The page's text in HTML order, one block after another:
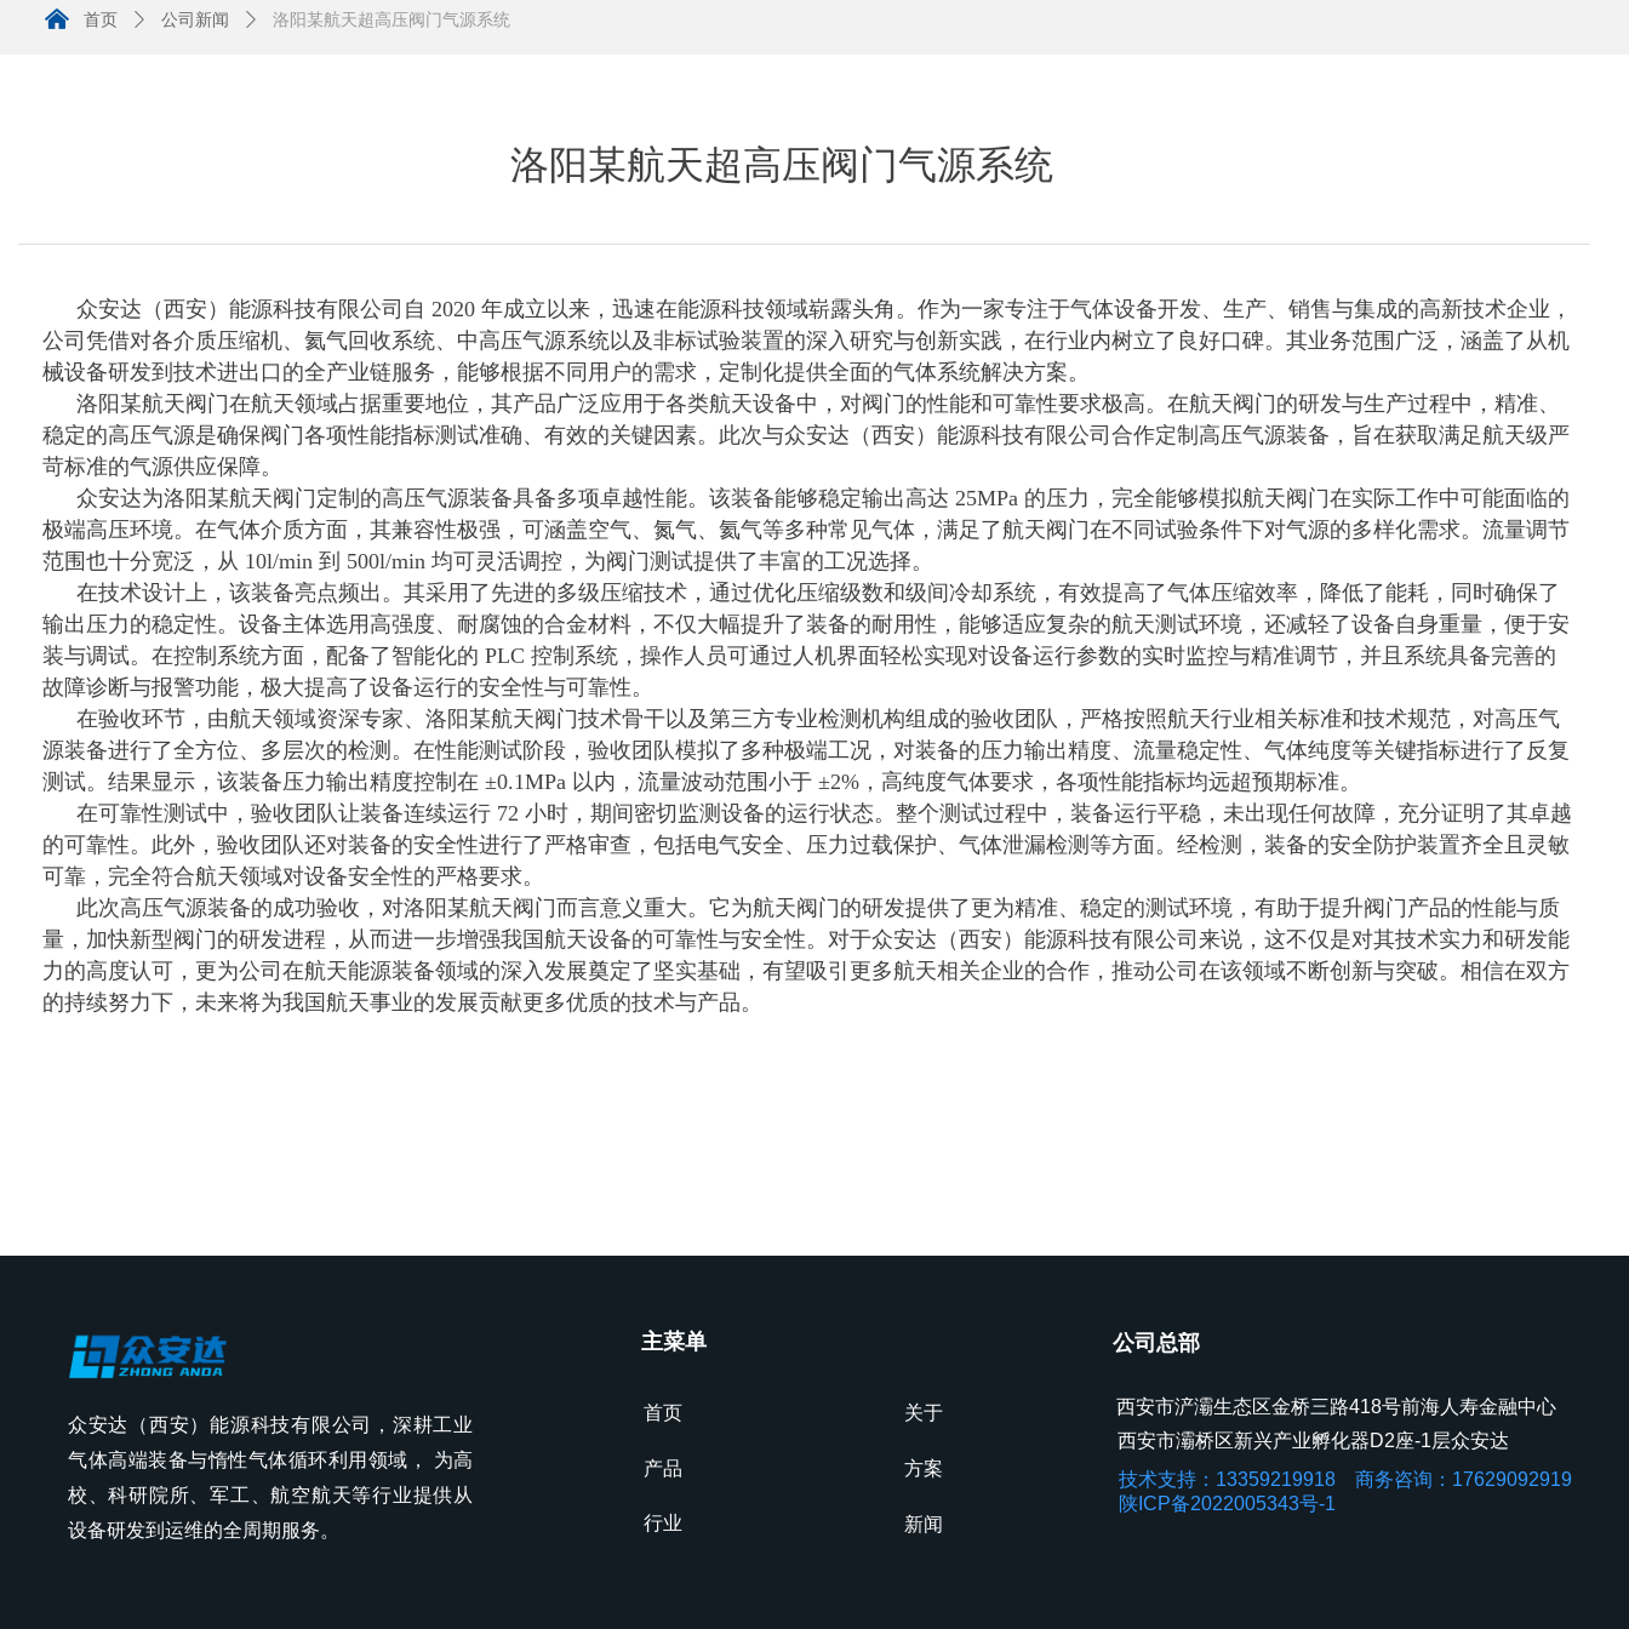
낀 首页 ꄲ 公司新闻 ꄲ 洛阳某航天超高压阀门气源系统
洛阳某航天超高压阀门气源系统
众安达（西安）能源科技有限公司自 2020 年成立以来，迅速在能源科技领域崭露头角。作为一家专注于气体设备开发、生产、销售与集成的高新技术企业，
公司凭借对各介质压缩机、氦气回收系统、中高压气源系统以及非标试验装置的深入研究与创新实践，在行业内树立了良好口碑。其业务范围广泛，涵盖了从机
械设备研发到技术进出口的全产业链服务，能够根据不同用户的需求，定制化提供全面的气体系统解决方案。​
洛阳某航天阀门在航天领域占据重要地位，其产品广泛应用于各类航天设备中，对阀门的性能和可靠性要求极高。在航天阀门的研发与生产过程中，精准、
稳定的高压气源是确保阀门各项性能指标测试准确、有效的关键因素。此次与众安达（西安）能源科技有限公司合作定制高压气源装备，旨在获取满足航天级严
苛标准的气源供应保障。
众安达为洛阳某航天阀门定制的高压气源装备具备多项卓越性能。该装备能够稳定输出高达 25MPa 的压力，完全能够模拟航天阀门在实际工作中可能面临的
极端高压环境。在气体介质方面，其兼容性极强，可涵盖空气、氮气、氦气等多种常见气体，满足了航天阀门在不同试验条件下对气源的多样化需求。流量调节
范围也十分宽泛，从 10l/min 到 500l/min 均可灵活调控，为阀门测试提供了丰富的工况选择。​
在技术设计上，该装备亮点频出。其采用了先进的多级压缩技术，通过优化压缩级数和级间冷却系统，有效提高了气体压缩效率，降低了能耗，同时确保了
输出压力的稳定性。设备主体选用高强度、耐腐蚀的合金材料，不仅大幅提升了装备的耐用性，能够适应复杂的航天测试环境，还减轻了设备自身重量，便于安
装与调试。在控制系统方面，配备了智能化的 PLC 控制系统，操作人员可通过人机界面轻松实现对设备运行参数的实时监控与精准调节，并且系统具备完善的
故障诊断与报警功能，极大提高了设备运行的安全性与可靠性。​
在验收环节，由航天领域资深专家、洛阳某航天阀门技术骨干以及第三方专业检测机构组成的验收团队，严格按照航天行业相关标准和技术规范，对高压气
源装备进行了全方位、多层次的检测。在性能测试阶段，验收团队模拟了多种极端工况，对装备的压力输出精度、流量稳定性、气体纯度等关键指标进行了反复
测试。结果显示，该装备压力输出精度控制在 ±0.1MPa 以内，流量波动范围小于 ±2%，高纯度气体要求，各项性能指标均远超预期标准。​
在可靠性测试中，验收团队让装备连续运行 72 小时，期间密切监测设备的运行状态。整个测试过程中，装备运行平稳，未出现任何故障，充分证明了其卓越
的可靠性。此外，验收团队还对装备的安全性进行了严格审查，包括电气安全、压力过载保护、气体泄漏检测等方面。经检测，装备的安全防护装置齐全且灵敏
可靠，完全符合航天领域对设备安全性的严格要求。​
此次高压气源装备的成功验收，对洛阳某航天阀门而言意义重大。它为航天阀门的研发提供了更为精准、稳定的测试环境，有助于提升阀门产品的性能与质
量，加快新型阀门的研发进程，从而进一步增强我国航天设备的可靠性与安全性。对于众安达（西安）能源科技有限公司来说，这不仅是对其技术实力和研发能
力的高度认可，更为公司在航天能源装备领域的深入发展奠定了坚实基础，有望吸引更多航天相关企业的合作，推动公司在该领域不断创新与突破。相信在双方
的持续努力下，未来将为我国航天事业的发展贡献更多优质的技术与产品。
众安达（西安）能源科技有限公司，深耕工业
气体高端装备与惰性气体循环利用领域， 为高
校、科研院所、军工、航空航天等行业提供从
设备研发到运维的全周期服务。
首页
产品
行业
主菜单
关于
方案
新闻
公司总部
西安市浐灞生态区金桥三路418号前海人寿金融中心
技术支持：13359219918 商务咨询：17629092919
西安市灞桥区新兴产业孵化器D2座-1层众安达
陕ICP备2022005343号-1